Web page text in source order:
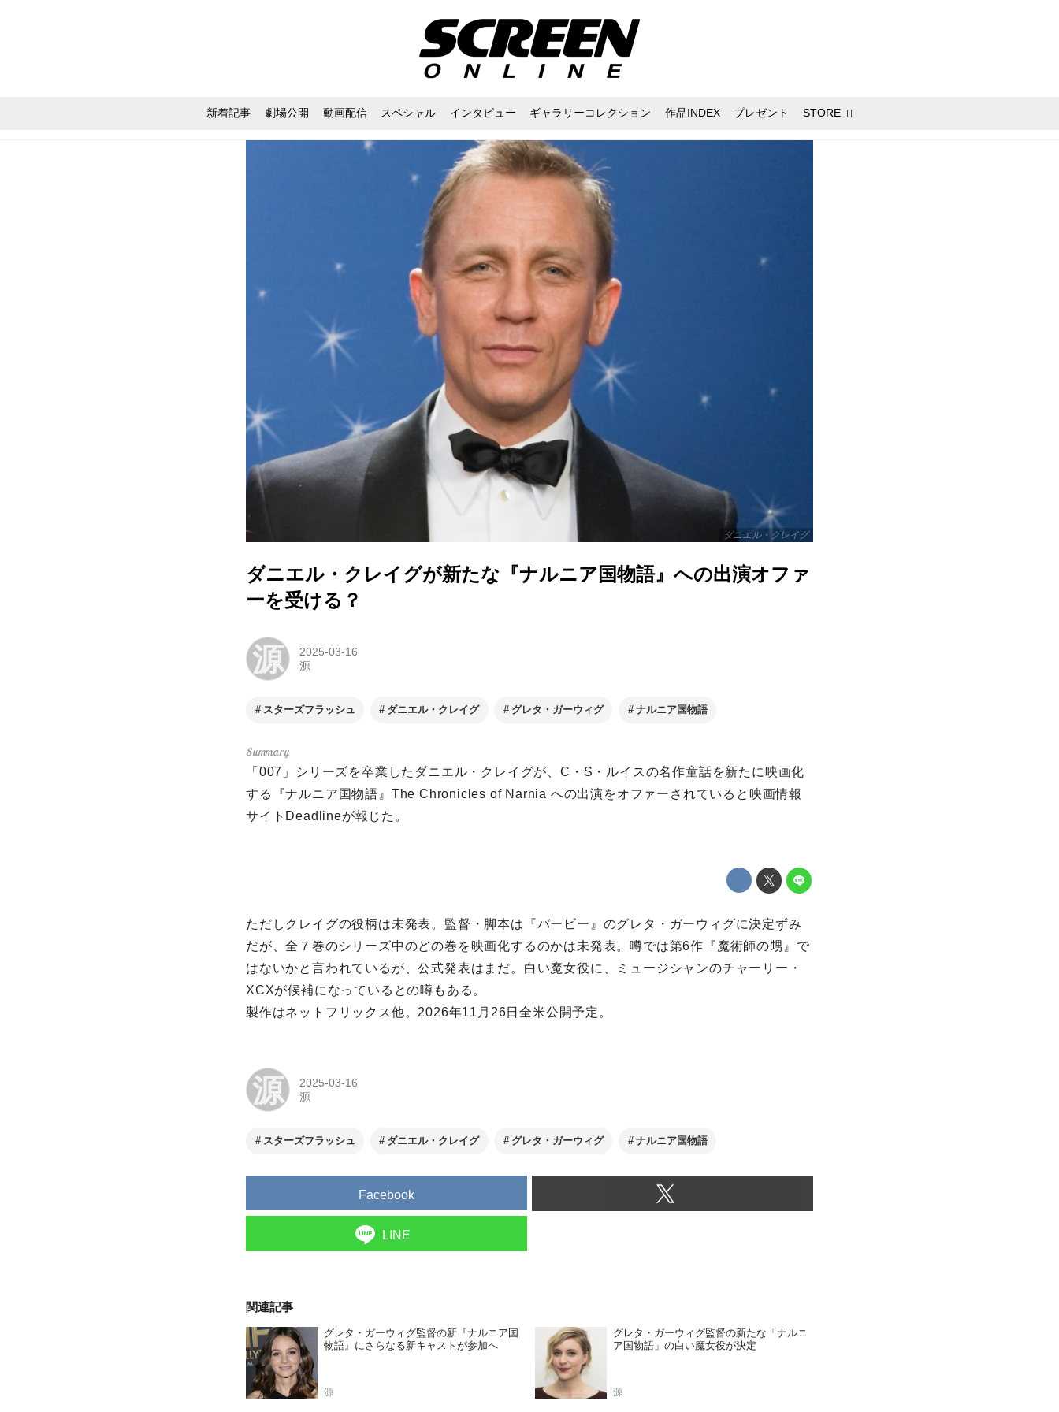
新着記事 劇場公開 動画配信 スペシャル インタビュー ギャラリーコレクション 作品INDEX プレゼント STORE
ダニエル・クレイグ
ダニエル・クレイグが新たな『ナルニア国物語』への出演オファ
ーを受ける？
源
2025-03-16
源
スターズフラッシュ ダニエル・クレイグ グレタ・ガーウィグ ナルニア国物語
「007」シリーズを卒業したダニエル・クレイグが、C・S・ルイスの名作童話を新たに映画化
する『ナルニア国物語』The Chronicles of Narnia への出演をオファーされていると映画情報
サイトDeadlineが報じた。
ただしクレイグの役柄は未発表。監督・脚本は『バービー』のグレタ・ガーウィグに決定ずみ
だが、全７巻のシリーズ中のどの巻を映画化するのかは未発表。噂では第6作『魔術師の甥』で
はないかと言われているが、公式発表はまだ。白い魔女役に、ミュージシャンのチャーリー・
XCXが候補になっているとの噂もある。
製作はネットフリックス他。2026年11月26日全米公開予定。
源
2025-03-16
源
スターズフラッシュ ダニエル・クレイグ グレタ・ガーウィグ ナルニア国物語
Facebook
LINE
関連記事
グレタ・ガーウィグ監督の新『ナルニア国
物語』にさらなる新キャストが参加へ
源
グレタ・ガーウィグ監督の新たな「ナルニ
ア国物語」の白い魔女役が決定
源